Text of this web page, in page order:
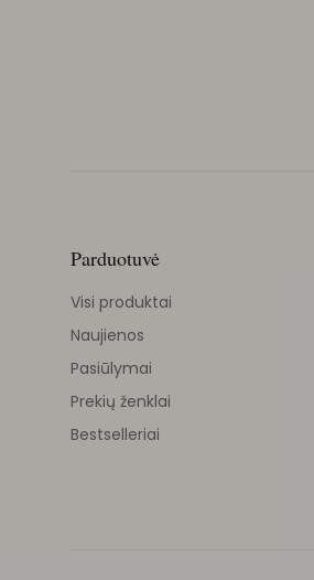
Parduotuvė
Visi produktai
Naujienos
Pasiūlymai
Prekių ženklai
Bestselleriai